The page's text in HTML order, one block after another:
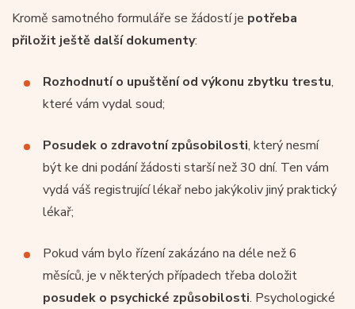
Kromě samotného formuláře se žádostí je potřeba
přiložit ještě další dokumenty:
Rozhodnutí o upuštění od výkonu zbytku trestu,
které vám vydal soud;
Posudek o zdravotní způsobilosti, který nesmí
být ke dni podání žádosti starší než 30 dní. Ten vám
vydá váš registrující lékař nebo jakýkoliv jiný praktický
lékař;
Pokud vám bylo řízení zakázáno na déle než 6
měsíců, je v některých případech třeba doložit
posudek o psychické způsobilosti. Psychologické